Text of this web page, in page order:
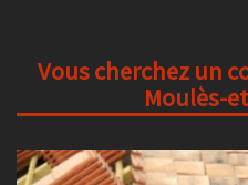
Vous cherchez un
Moulès-